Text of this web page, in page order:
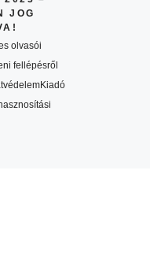
JOG
olvasói
fellépésről
Kiadó